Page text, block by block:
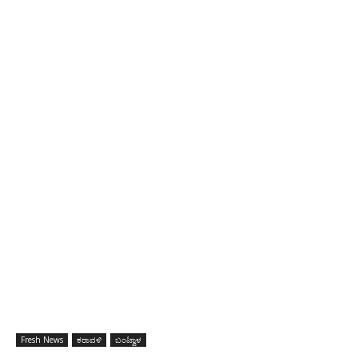
Fresh News ಕರಾವಳಿ ಬಂಟ್ವಾಳ